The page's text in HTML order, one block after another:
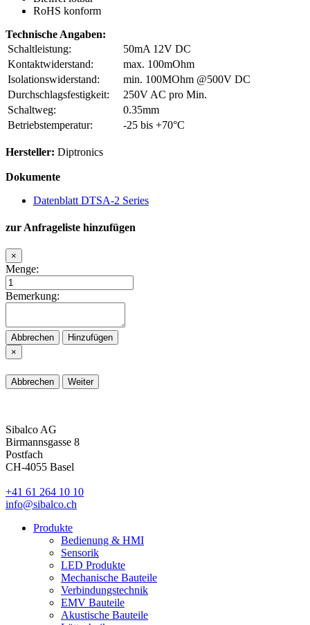
RoHS konform
Technische Angaben:
Schaltleistung:
50mA 12V DC
Kontaktwiderstand:
max. 100mOhm
Isolationswiderstand:
min. 100MOhm @500V DC
Durchschlagsfestigkeit:
250V AC pro Min.
Schaltweg:
0.35mm
Betriebstemperatur:
-25 bis +70°C
Hersteller: Diptronics
Dokumente
Datenblatt DTSA-2 Series
zur Anfrageliste hinzufügen
×
Menge:
Bemerkung:
Abbrechen
Hinzufügen
×
Abbrechen Weiter
Sibalco AG
Birmannsgasse 8
Postfach
CH-4055 Basel
+41 61 264 10 10
info@sibalco.ch
Produkte
Bedienung & HMI
Sensorik
LED Produkte
Mechanische Bauteile
Verbindungstechnik
EMV Bauteile
Akustische Bauteile